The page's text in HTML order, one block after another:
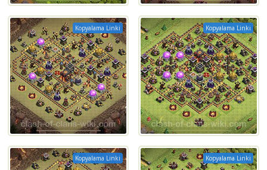
Kopyalama Linki Kopyalama Linki
Kopyalama Linki Kopyalama Linki